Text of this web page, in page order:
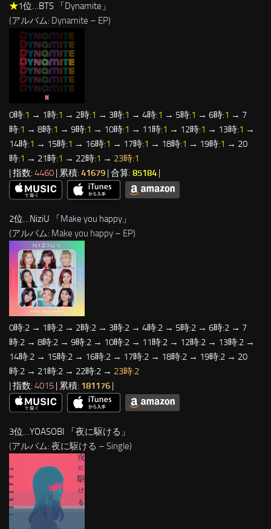
★1位…BTS 「Dynamite 」
(アルバム: Dynamite – EP)
0時:1 → 1時:1 → 2時:1 → 3時:1 → 4時:1 → 5時:1 → 6時:1 → 7
時:1 → 8時:1 → 9時:1 → 10時:1 → 11時:1 → 12時:1 → 13時:1 →
14時:1 → 15時:1 → 16時:1 → 17時:1 → 18時:1 → 19時:1 → 20
時:1 → 21時:1 → 22時:1 → 23時:1
| 指数: 4460 | 累積: 41679 | 合算: 85184 |
2位…NiziU 「Make you happy 」
(アルバム: Make you happy – EP)
0時:2 → 1時:2 → 2時:2 → 3時:2 → 4時:2 → 5時:2 → 6時:2 → 7
時:2 → 8時:2 → 9時:2 → 10時:2 → 11時:2 → 12時:2 → 13時:2 →
14時:2 → 15時:2 → 16時:2 → 17時:2 → 18時:2 → 19時:2 → 20
時:2 → 21時:2 → 22時:2 → 23時:2
| 指数: 4015 | 累積: 181176 |
3位…YOASOBI 「 夜に駆ける 」
(アルバム: 夜に駆ける – Single)